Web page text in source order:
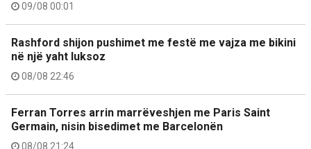
09/08 00:01
Rashford shijon pushimet me festë me vajza me bikini
në një yaht luksoz
08/08 22:46
Ferran Torres arrin marrëveshjen me Paris Saint
Germain, nisin bisedimet me Barcelonën
08/08 21:24